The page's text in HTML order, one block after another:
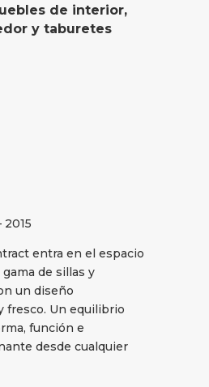
de interior,
y taburetes
2015
entra en el espacio
de sillas y
un diseño
fresco. Un equilibrio
función e
desde cualquier